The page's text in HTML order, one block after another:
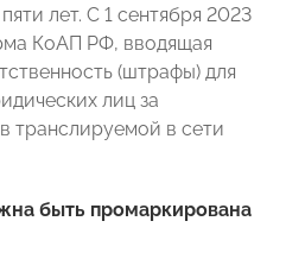
лет. С 1 сентября 2023
КоАП РФ, вводящая
(штрафы) для
лиц за
транслируемой в сети
быть промаркирована